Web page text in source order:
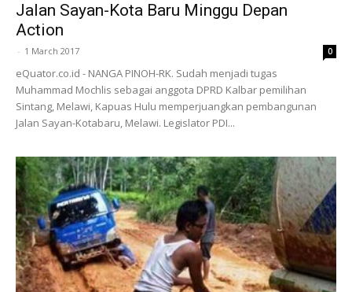
Jalan Sayan-Kota Baru Minggu Depan
Action
- 1 March 2017 0
eQuator.co.id - NANGA PINOH-RK. Sudah menjadi tugas
Muhammad Mochlis sebagai anggota DPRD Kalbar pemilihan
Sintang, Melawi, Kapuas Hulu memperjuangkan pembangunan
Jalan Sayan-Kotabaru, Melawi. Legislator PDI...